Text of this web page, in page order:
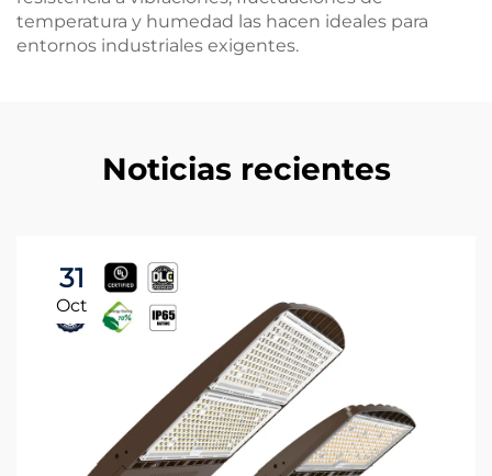
temperatura y humedad las hacen ideales para
entornos industriales exigentes.
Noticias recientes
31
Oct